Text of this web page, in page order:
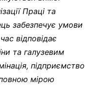
Праці та
забезпечує умови
відповідає
та галузевим
підприємство
мірою